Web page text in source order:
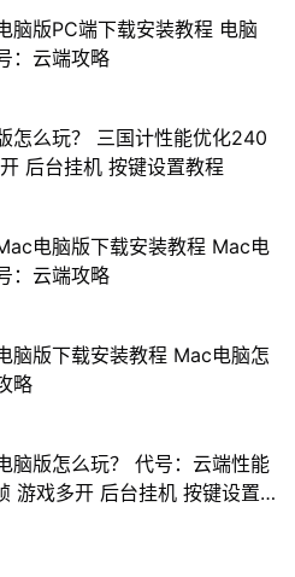
脑版PC端下载安装教程 电脑
：云端攻略
怎么玩？ 三国计性能优化240
后台挂机 按键设置教程
电脑版下载安装教程 Mac电
：云端攻略
脑版下载安装教程 Mac电脑怎
略
脑版怎么玩？ 代号：云端性能
游戏多开 后台挂机 按键设置